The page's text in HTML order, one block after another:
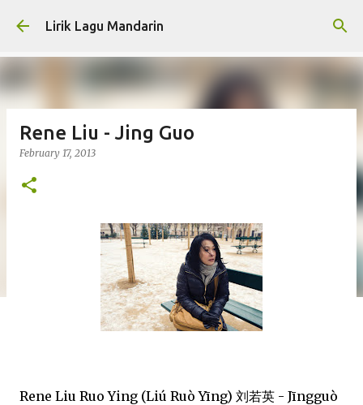
Skip to main content
Lirik Lagu Mandarin
Rene Liu - Jing Guo
February 17, 2013
Rene Liu Ruo Ying (Liú Ruò Yīng) 刘若英 - Jīngguò